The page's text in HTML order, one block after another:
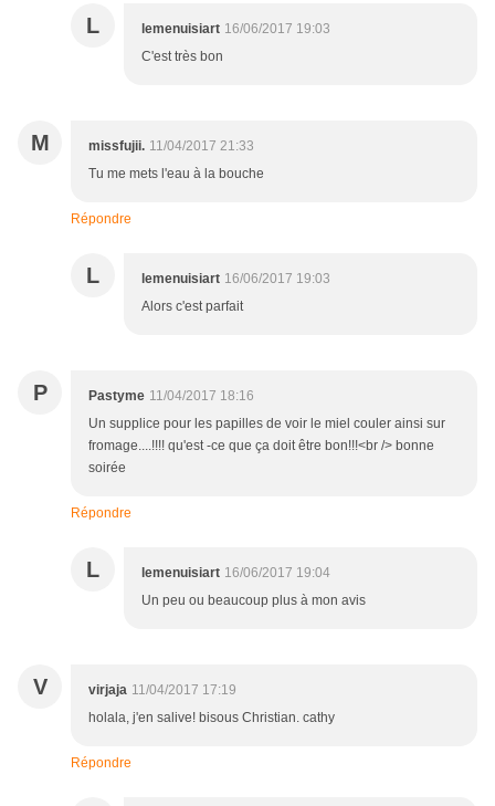
L lemenuisiart 16/06/2017 19:03
C'est très bon
M missfujii. 11/04/2017 21:33
Tu me mets l'eau à la bouche
Répondre
L lemenuisiart 16/06/2017 19:03
Alors c'est parfait
P Pastyme 11/04/2017 18:16
Un supplice pour les papilles de voir le miel couler ainsi sur
fromage....!!!! qu'est -ce que ça doit être bon!!!<br /> bonne
soirée
Répondre
L lemenuisiart 16/06/2017 19:04
Un peu ou beaucoup plus à mon avis
V virjaja 11/04/2017 17:19
holala, j'en salive! bisous Christian. cathy
Répondre